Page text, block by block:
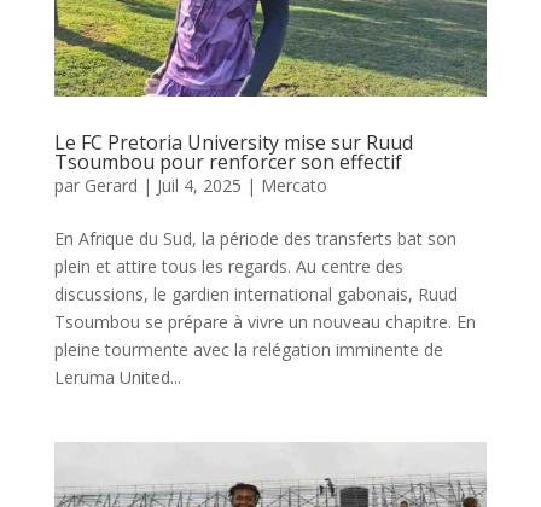
Le FC Pretoria University mise sur Ruud
Tsoumbou pour renforcer son effectif
par Gerard | Juil 4, 2025 | Mercato
En Afrique du Sud, la période des transferts bat son
plein et attire tous les regards. Au centre des
discussions, le gardien international gabonais, Ruud
Tsoumbou se prépare à vivre un nouveau chapitre. En
pleine tourmente avec la relégation imminente de
Leruma United...